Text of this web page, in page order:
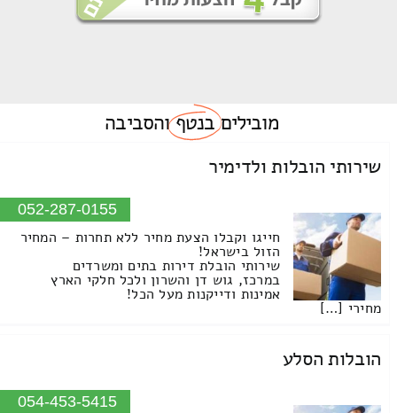
מוביליםבנטףוהסביבה
שירותי הובלות ולדימיר
052-287-0155
חייגו וקבלו הצעת מחיר ללא תחרות – המחיר
הזול בישראל!
שירותי הובלת דירות בתים ומשרדים
במרכז, גוש דן והשרון ולכל חלקי הארץ
אמינות ודייקנות מעל הכל!
מחירי […]
הובלות הסלע
054-453-5415